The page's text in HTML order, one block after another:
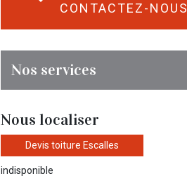
CONTACTEZ-NOUS
Nos services
Nous localiser
Devis toiture Escalles
indisponible